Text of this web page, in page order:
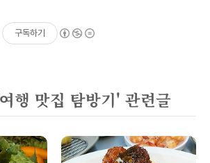
구독하기
행 맛집 탐방기' 관련글